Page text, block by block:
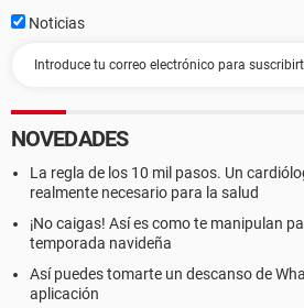
Noticias
NOVEDADES
La regla de los 10 mil pasos. Un
realmente necesario para la salud
¡No caigas! Así es como te manipulan
temporada navideña
Así puedes tomarte un descanso de
aplicación